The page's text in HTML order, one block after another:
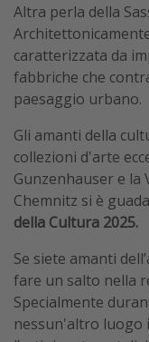
Altra perla della
caratterizzata da
fabbriche che
paesaggio urbano.
Gli amanti della
collezioni d'arte
Gunzenhauser e la
Chemnitz si è
della Cultura 2025.
Se siete amanti
fare un salto nella
Specialmente
nessun'altro luogo